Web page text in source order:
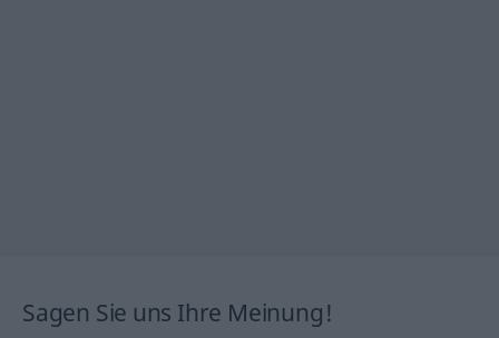
Sagen Sie uns Ihre Meinung!